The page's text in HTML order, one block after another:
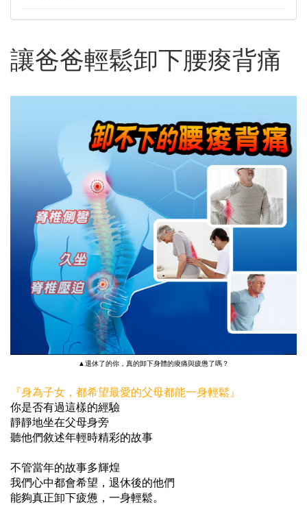
讓爸爸輕鬆卸下腰痠背痛
▲退休了的你，真的卸下身體的痠痛與疲憊了嗎？
『身為子女，都希望最愛的父母都能一身輕鬆』
你是否有過這樣的經驗
靜靜地坐在父母身旁
聽他們敘述年輕時精彩的故事
不管當年的故事多輝煌
我們心中都會希望，退休後的他們
能夠真正卸下疲憊，一身輕鬆。